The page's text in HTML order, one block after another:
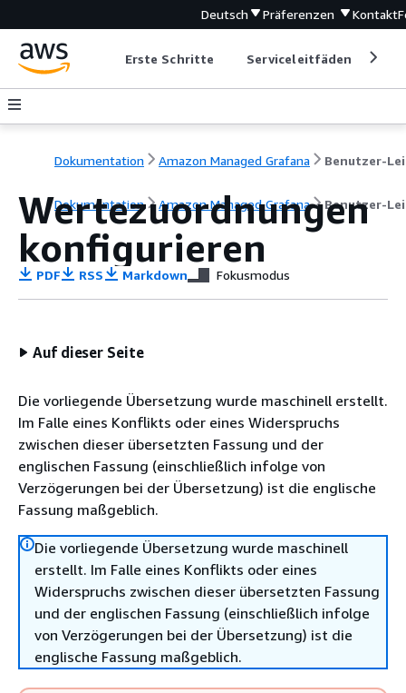
Deutsch Präferenzen Kontakt
Erste Schritte Serviceleitfäden
Dokumentation Amazon Managed Grafana
Dokumentation Amazon Managed Grafana Benutzer-
Wertezuordnungen
konfigurieren
PDF RSS Markdown Fokusmodus
Auf dieser Seite
Die vorliegende Übersetzung wurde maschinell erstellt.
Im Falle eines Konflikts oder eines Widerspruchs
zwischen dieser übersetzten Fassung und der
englischen Fassung (einschließlich infolge von
Verzögerungen bei der Übersetzung) ist die englische
Fassung maßgeblich.
Die vorliegende Übersetzung wurde maschinell
erstellt. Im Falle eines Konflikts oder eines
Widerspruchs zwischen dieser übersetzten Fassung
und der englischen Fassung (einschließlich infolge
von Verzögerungen bei der Übersetzung) ist die
englische Fassung maßgeblich.